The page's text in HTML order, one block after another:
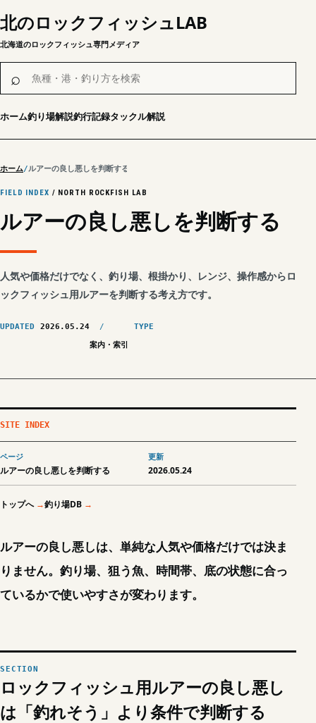
北のロックフィッシュLAB
北海道のロックフィッシュ専門メディア
魚種・港・釣り方を検索
⌕
ホーム釣り場解説釣行記録タックル解説
ホーム ルアーの良し悪しを判断する
FIELD INDEX / NORTH ROCKFISH LAB
ルアーの良し悪しを判断する
人気や価格だけでなく、釣り場、根掛かり、レンジ、操作感からロ
ックフィッシュ用ルアーを判断する考え方です。
UPDATED 2026.05.24
TYPE
案内・索引
SITE INDEX
ページ
ルアーの良し悪しを判断する
更新
2026.05.24
トップへ 釣り場DB
ルアーの良し悪しは、単純な人気や価格だけでは決ま
りません。釣り場、狙う魚、時間帯、底の状態に合っ
ているかで使いやすさが変わります。
ロックフィッシュ用ルアーの良し悪し
は「釣れそう」より条件で判断する